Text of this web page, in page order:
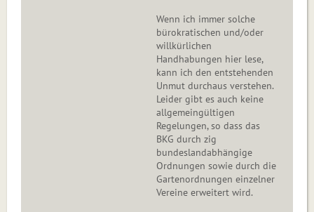
Wenn ich immer solche
bürokratischen und/oder
willkürlichen
Handhabungen hier lese,
kann ich den entstehenden
Unmut durchaus verstehen.
Leider gibt es auch keine
allgemeingültigen
Regelungen, so dass das
BKG durch zig
bundeslandabhängige
Ordnungen sowie durch die
Gartenordnungen einzelner
Vereine erweitert wird.